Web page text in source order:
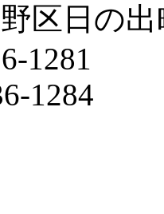
区日の
1281
1284